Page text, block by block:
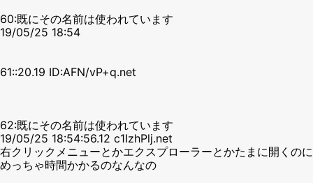
60:既にその名前は使われています
19/05/25 18:54
61::20.19 ID:AFN/vP+q.net
62:既にその名前は使われています
19/05/25 18:54:56.12 c1IzhPlj.net
右クリックメニューとかエクスプローラーとかたまに開くのに
めっちゃ時間かかるのなんなの